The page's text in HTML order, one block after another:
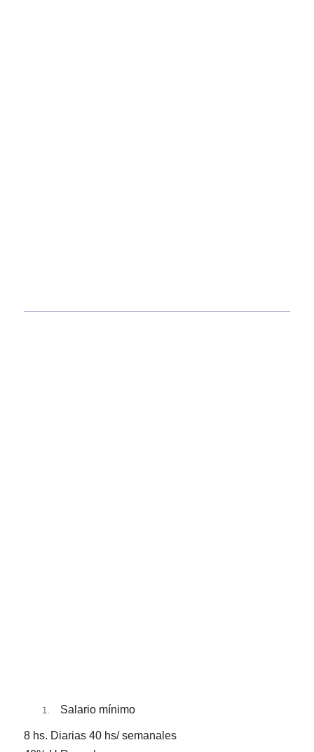
Salario mínimo
8 hs. Diarias 40 hs/ semanales